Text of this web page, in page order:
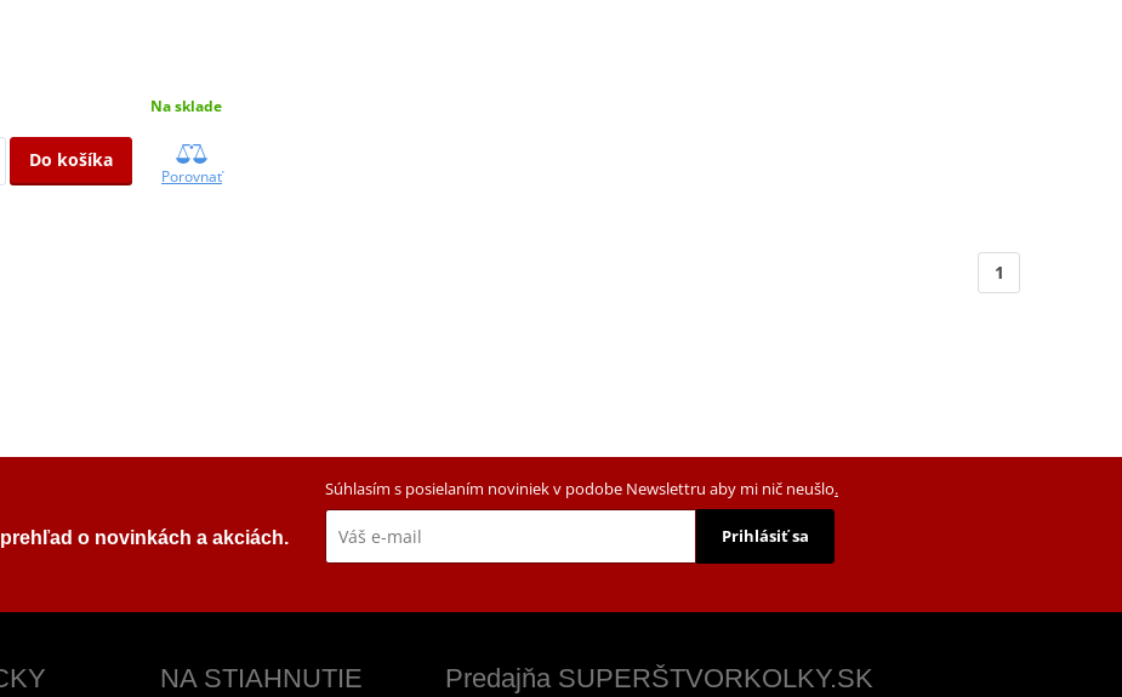
Na sklade
Do košíka
Porovnať
1
o novinkách a akciách.
Súhlasím s posielaním noviniek v podobe Newslettru aby mi nič neušlo.
Prihlásiť sa
NA STIAHNUTIE Predajňa SUPERŠTVORKOLKY.SK